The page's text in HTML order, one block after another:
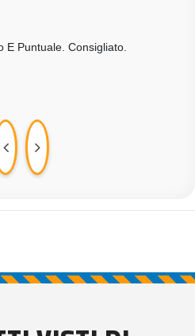
E Puntuale. Consigliato.